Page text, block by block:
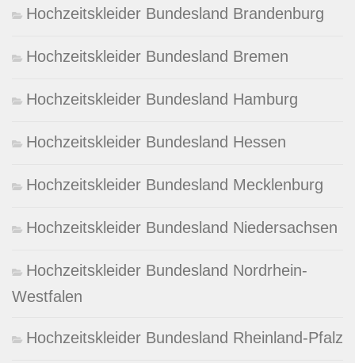
Hochzeitskleider Bundesland Brandenburg
Hochzeitskleider Bundesland Bremen
Hochzeitskleider Bundesland Hamburg
Hochzeitskleider Bundesland Hessen
Hochzeitskleider Bundesland Mecklenburg
Hochzeitskleider Bundesland Niedersachsen
Hochzeitskleider Bundesland Nordrhein-
Westfalen
Hochzeitskleider Bundesland Rheinland-Pfalz